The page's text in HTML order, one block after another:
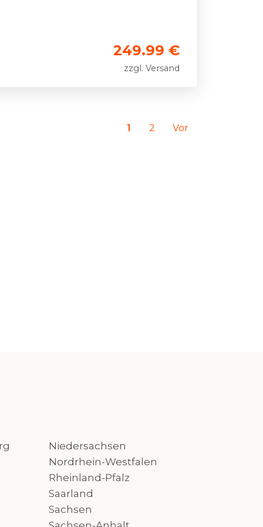
249.99 €
zzgl. Versand
1 2 Vor
Niedersachsen
Nordrhein-Westfalen
Rheinland-Pfalz
Saarland
Sachsen